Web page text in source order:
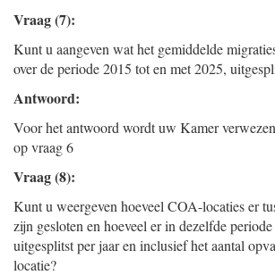
Vraag (7):
Kunt u aangeven wat het gemiddelde
over de periode 2015 tot en met 2025,
Antwoord:
Voor het antwoord wordt uw Kamer
op vraag 6
Vraag (8):
Kunt u weergeven hoeveel COA-locaties er
zijn gesloten en hoeveel er in dezelfde
uitgesplitst per jaar en inclusief het aantal
locatie?